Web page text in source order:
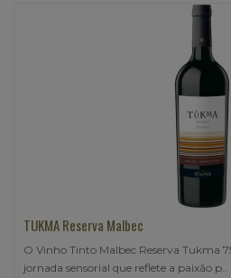
TUKMA Reserva Malbec
O Vinho Tinto Malbec Reserva Tukma
jornada sensorial que reflete a paixão p..